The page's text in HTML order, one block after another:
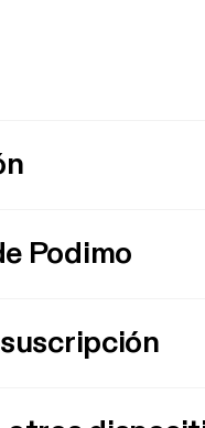
Podimo